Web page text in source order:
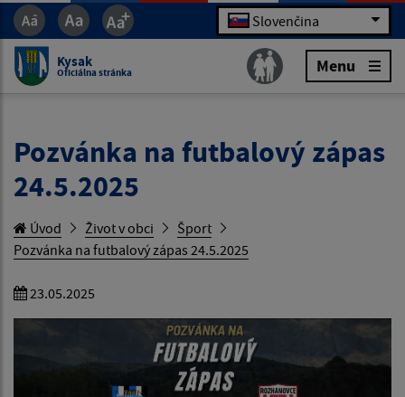
Slovenčina
Kysak
Oficiálna stránka Menu
Pozvánka na futbalový zápas
24.5.2025
Úvod Život v obci
Šport
Pozvánka na futbalový zápas 24.5.2025
23.05.2025